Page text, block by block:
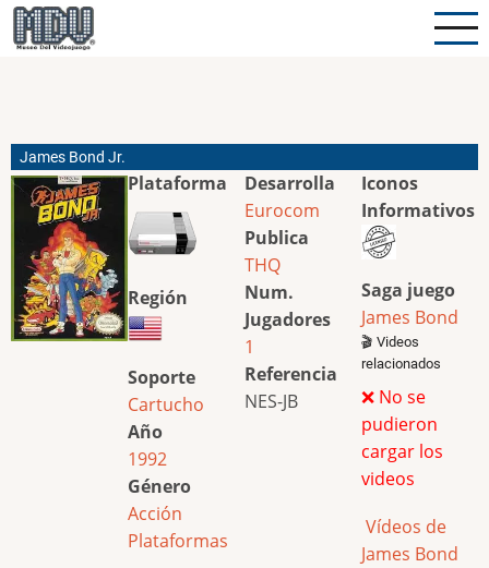
Pasar
al
James Bond Jr.
Plataforma
Región
Soporte
Cartucho
Año
1992
Género
Acción
Plataformas
Desarrolla
Eurocom
Publica
THQ
Num.
Jugadores
1
Referencia
NES-JB
Iconos
Informativos
Saga juego
James Bond
🎬 Videos
relacionados
❌ No se
pudieron
cargar los
videos
Vídeos de
James Bond